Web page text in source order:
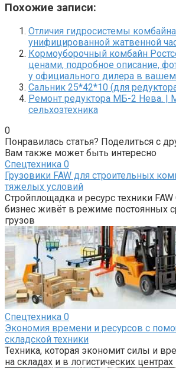
Похожие записи:
Отличия гидросистемы
унифицированной жатвенной
Кормоуборочный комбайн
ценами, подробное описание,
у официального дилера в
Сальник 25*42*10 (для
Ремонт редуктора МБ-2 Нева. |
сельхозтехника
0
Понравилась статья? Поделиться с
Вам также может быть интересно
Спецтехника 0
Грузовики FAW для строительных
тяжелых условий
Стройплощадка и ресурс техники
бизнес живёт в режиме постоянных
грузов
Спецтехника 0
Экономия времени и ресурсов с
складской техники
Техника, которая экономит силы и
на складах и в логистических центрах